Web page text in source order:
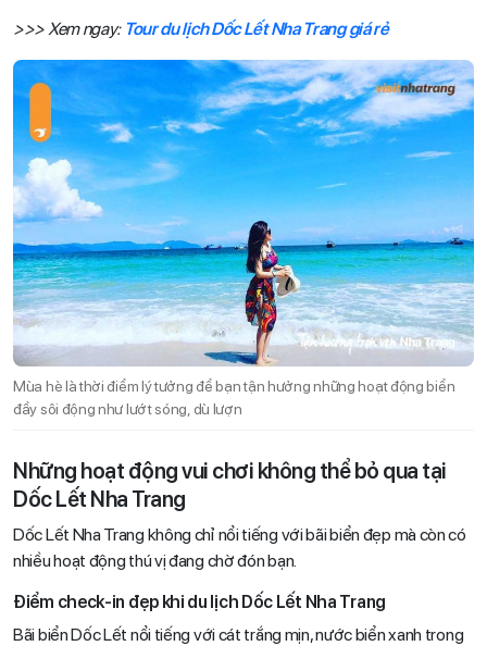
>>> Xem ngay: Tour du lịch Dốc Lết Nha Trang giá rẻ
Mùa hè là thời điểm lý tưởng để bạn tận hưởng những hoạt động biển
đầy sôi động như lướt sóng, dù lượn
Những hoạt động vui chơi không thể bỏ qua tại
Dốc Lết Nha Trang
Dốc Lết Nha Trang không chỉ nổi tiếng với bãi biển đẹp mà còn có
nhiều hoạt động thú vị đang chờ đón bạn.
Điểm check-in đẹp khi du lịch Dốc Lết Nha Trang
Bãi biển Dốc Lết nổi tiếng với cát trắng mịn, nước biển xanh trong